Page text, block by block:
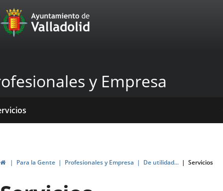
Portal
Web
Ayuntamiento
de
Valladolid
y Empresa
HomePara la Gente Profesionales y Empresa De utilidad... Servicios